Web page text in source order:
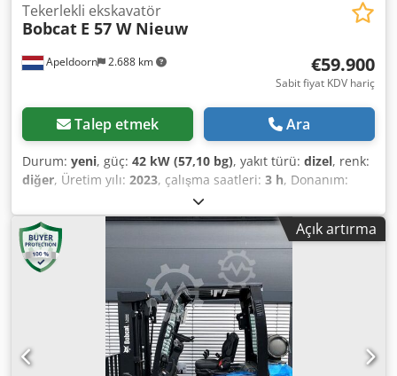
Apeldoorn 2.688 km
Tekerlekli ekskavatör
Bobcat E 57 W Nieuw
€59.900
Sabit fiyat KDV hariç
Talep etmek Ara
Durum: yeni, güç: 42 kW (57,10 bg), yakıt türü: dizel, renk:
diğer, Üretim yılı: 2023, çalışma saatleri: 3 h, Donanım:
, Tahrik: Tekerlekli Djdpfx Ajzl S N Sjkajkr Boş ağırlık:
6.171 kg Ölçüler (U x G x Y): 612 x 192 x 295 cm Motor tipi:
Bobcat DM02VB Maksimum erişim: 640 cm CE işareti: Evet
Genel durum: Çok iyi Teknik durum: Çok iyi Görsel durum:
Çok iyi = Ek opsiyonlar ve aksesuarlar = - Çalışma
lambası/lambaları - Fan - Çekiç/ayırma fonksiyonu - Radyo-
Bluetooth - Döndürme fonksiyonu - İtici bıçak - Koltuk
ısıtması - İki hız = Notlar = Güç aktarım organı Emisyon
seviyesi: Stage V / Tier IV final Genel Üretim ülkesi: Güney
Kore
Açık artırma